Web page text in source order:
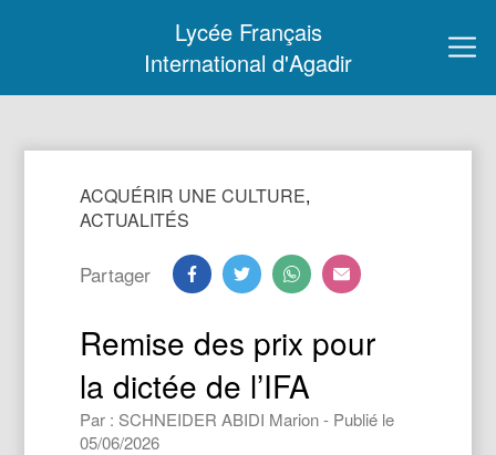
Lycée Français
International d'Agadir
ACQUÉRIR UNE CULTURE,
ACTUALITÉS
Partager
Remise des prix pour
la dictée de l’IFA
Par : SCHNEIDER ABIDI Marion - Publié le
05/06/2026